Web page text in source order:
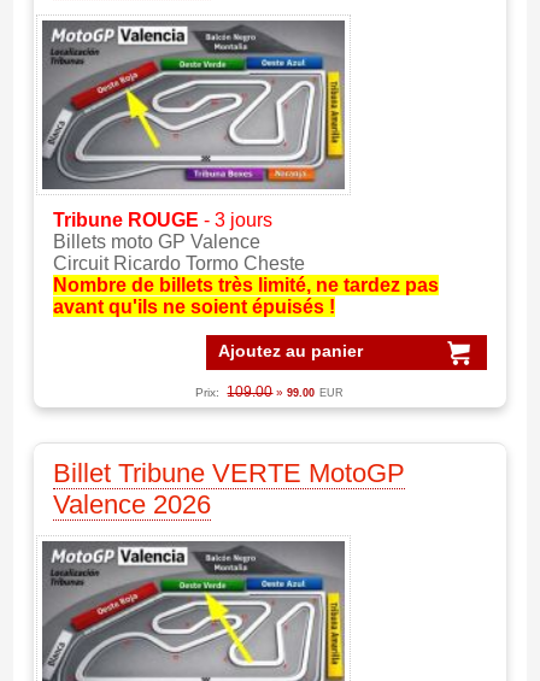
Tribune ROUGE - 3 jours
Billets moto GP Valence
Circuit Ricardo Tormo Cheste
Nombre de billets très limité, ne tardez pas
avant qu'ils ne soient épuisés !
Ajoutez au panier
Prix: 109.00 » 99.00 EUR
Billet Tribune VERTE MotoGP
Valence 2026